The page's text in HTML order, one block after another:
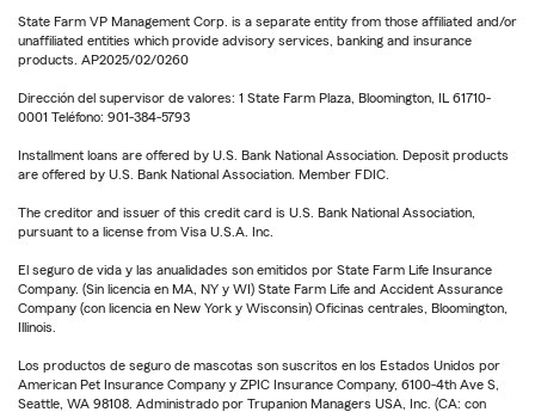
State Farm VP Management Corp. is a separate entity from those affiliated and/or
unaffiliated entities which provide advisory services, banking and insurance
products. AP2025/02/0260
Dirección del supervisor de valores: 1 State Farm Plaza, Bloomington, IL 61710-
0001 Teléfono: 901-384-5793
Installment loans are offered by U.S. Bank National Association. Deposit products
are offered by U.S. Bank National Association. Member FDIC.
The creditor and issuer of this credit card is U.S. Bank National Association,
pursuant to a license from Visa U.S.A. Inc.
El seguro de vida y las anualidades son emitidos por State Farm Life Insurance
Company. (Sin licencia en MA, NY y WI) State Farm Life and Accident Assurance
Company (con licencia en New York y Wisconsin) Oficinas centrales, Bloomington,
Illinois.
Los productos de seguro de mascotas son suscritos en los Estados Unidos por
American Pet Insurance Company y ZPIC Insurance Company, 6100-4th Ave S,
Seattle, WA 98108. Administrado por Trupanion Managers USA, Inc. (CA: con